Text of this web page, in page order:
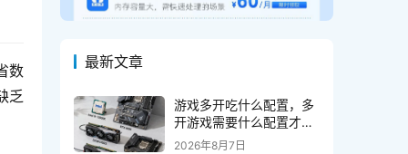
数
乏
最新文章
游戏多开吃什么配置，多
开游戏需要什么配置才能
流畅运行
2026年8月7日